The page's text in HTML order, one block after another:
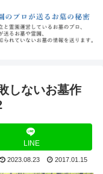
しないお墓作
LINE
2023.08.23 2017.01.15